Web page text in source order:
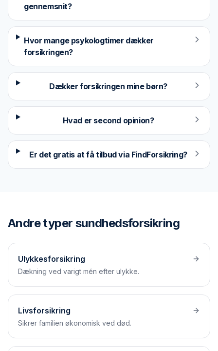
gennemsnit?
Hvor mange psykologtimer dækker
forsikringen?
Dækker forsikringen mine børn?
Hvad er second opinion?
Er det gratis at få tilbud via FindForsikring?
Andre typer sundhedsforsikring
Ulykkesforsikring
Dækning ved varigt mén efter ulykke.
Livsforsikring
Sikrer familien økonomisk ved død.